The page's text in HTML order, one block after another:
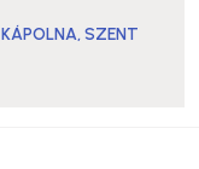
KÁPOLNA,SZENT